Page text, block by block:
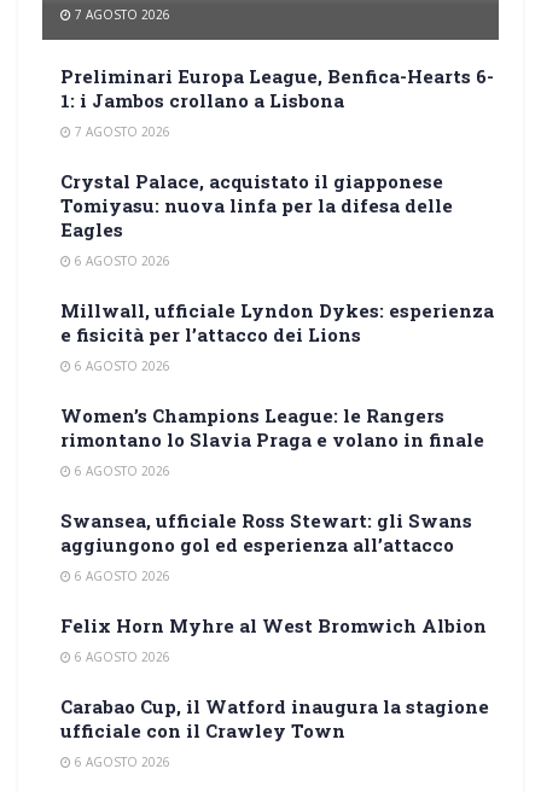
7 AGOSTO 2026
Preliminari Europa League, Benfica-Hearts 6-
1: i Jambos crollano a Lisbona
7 AGOSTO 2026
Crystal Palace, acquistato il giapponese
Tomiyasu: nuova linfa per la difesa delle
Eagles
6 AGOSTO 2026
Millwall, ufficiale Lyndon Dykes: esperienza
e fisicità per l’attacco dei Lions
6 AGOSTO 2026
Women’s Champions League: le Rangers
rimontano lo Slavia Praga e volano in finale
6 AGOSTO 2026
Swansea, ufficiale Ross Stewart: gli Swans
aggiungono gol ed esperienza all’attacco
6 AGOSTO 2026
Felix Horn Myhre al West Bromwich Albion
6 AGOSTO 2026
Carabao Cup, il Watford inaugura la stagione
ufficiale con il Crawley Town
6 AGOSTO 2026